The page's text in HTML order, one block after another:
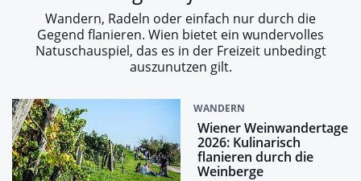
Wandern, Radeln oder einfach nur durch die
Gegend flanieren. Wien bietet ein wundervolles
Natuschauspiel, das es in der Freizeit unbedingt
auszunutzen gilt.
WANDERN
Wiener Weinwandertage
2026: Kulinarisch
flanieren durch die
Weinberge